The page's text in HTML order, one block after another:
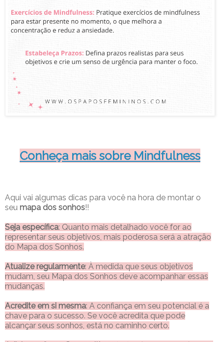
Conheça mais sobre Mindfulness
Aqui vai algumas dicas para você na hora de montar o
seu mapa dos sonhos!!
Seja específica: Quanto mais detalhado você for ao
representar seus objetivos, mais poderosa será a atração
do Mapa dos Sonhos.
Atualize regularmente: À medida que seus objetivos
mudam, seu Mapa dos Sonhos deve acompanhar essas
mudanças.
Acredite em si mesma: A confiança em seu potencial é a
chave para o sucesso. Se você acredita que pode
alcançar seus sonhos, está no caminho certo.